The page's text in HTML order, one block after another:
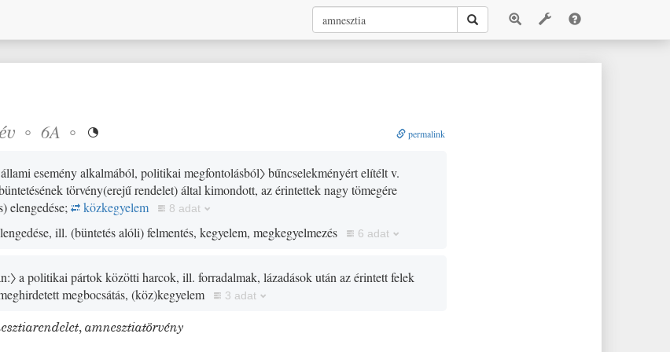
◦ 6A ◦  permalink
állami esemény alkalmából, politikai megfontolásból〉bűncselekményért elítélt v.
törvény(erejű rendelet)által kimondott, az érintettek nagy tömegére
)elengedése; közkegyelem 8 adat
ill.(büntetés alóli)felmentés, kegyelem, megkegyelmezés 6 adat
a politikai pártok közötti harcok, ill. forradalmak, lázadások után az érintett felek
megbocsátás,(köz)kegyelem 3 adat
,amnesztiatörvény